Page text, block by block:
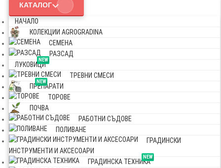
КАТАЛОГ
НАЧАЛО
КОЛЕКЦИИ AGROGRADINA
СЕМЕНА
РАЗСАД
NEW
ЛУКОВИЦИ
ТРЕВНИ СМЕСИ
NEW
ПРЕПАРАТИ
ТОРОВЕ
ПОЧВА
РАБОТНИ СЪДОВЕ
ПОЛИВАНЕ
ГРАДИНСКИ
ИНСТРУМЕНТИ И АКСЕСОАРИ
NEW
ГРАДИНСКА ТЕХНИКА